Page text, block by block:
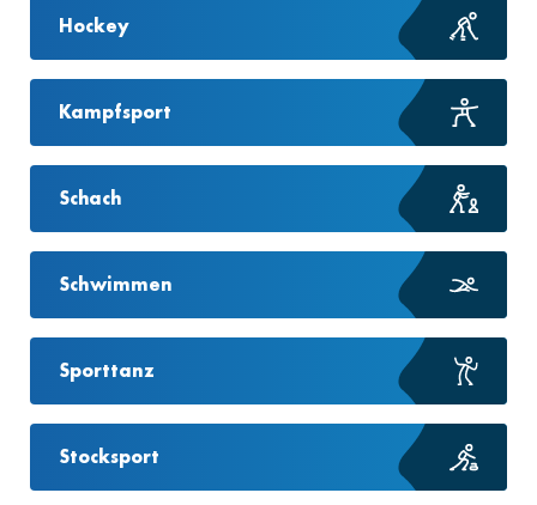
Hockey
Kampfsport
Schach
Schwimmen
Sporttanz
Stocksport